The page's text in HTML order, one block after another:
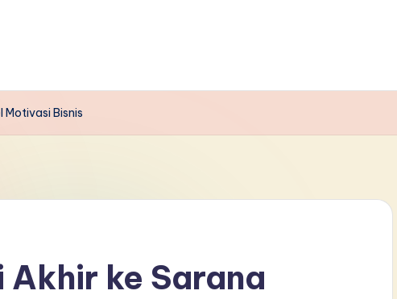
Motivasi Bisnis
ke Sarana